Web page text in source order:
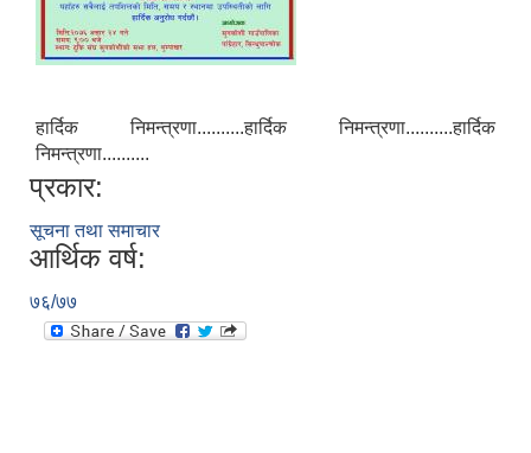
हार्दिक निमन्त्रणा..........हार्दिक निमन्त्रणा..........हार्दिक
निमन्त्रणा..........
प्रकार:
सूचना तथा समाचार
आर्थिक वर्ष:
७६/७७